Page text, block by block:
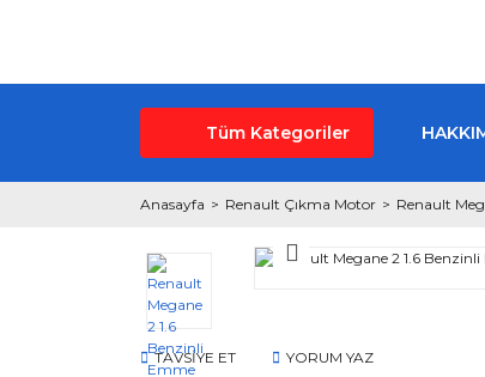
Tüm Kategoriler
Anasayfa Renault Çıkma Motor Renault
TAVSİYE ET YORUM YAZ